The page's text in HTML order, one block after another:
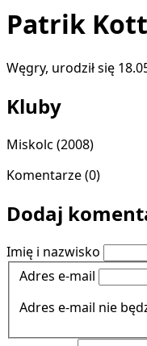
Patrik
Węgry, urodził się
Kluby
Miskolc (2008)
Komentarze (0)
Dodaj
Imię i nazwisko
Adres e-mail
Adres e-mail nie